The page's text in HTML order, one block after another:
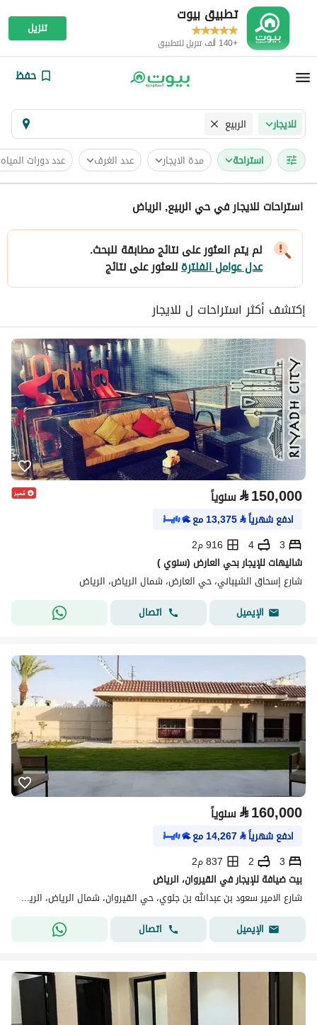
تطبيق بيوت
+140 ألف تنزيل للتطبيق
تنزيل
حفظ
للايجار الربيع
استراحة مدة الايجار عدد الغرف عدد دورات المياه
استراحات للايجار في حي الربيع, الرياض
لم يتم العثور على نتائج مطابقة للبحث.
عدل عوامل الفلترةللعثور على نتائج
إكتشف أكثر استراحات ل للايجار
⃁150,000 سنوياً
ادفع شهرياً⃁
13,375مع
3
4
916 م2
شاليهات للإيجار بحي العارض (سنوي )
شارع إسحاق الشيباني، حي العارض، شمال الرياض، الرياض
الإيميل
اتصال
⃁160,000 سنوياً
ادفع شهرياً⃁
14,267مع
3
2
837 م2
بيت ضيافة للإيجار في القيروان، الرياض
شارع الامير سعود بن عبدالله بن جلوي، حي القيروان، شمال الرياض، الرياض
الإيميل
اتصال